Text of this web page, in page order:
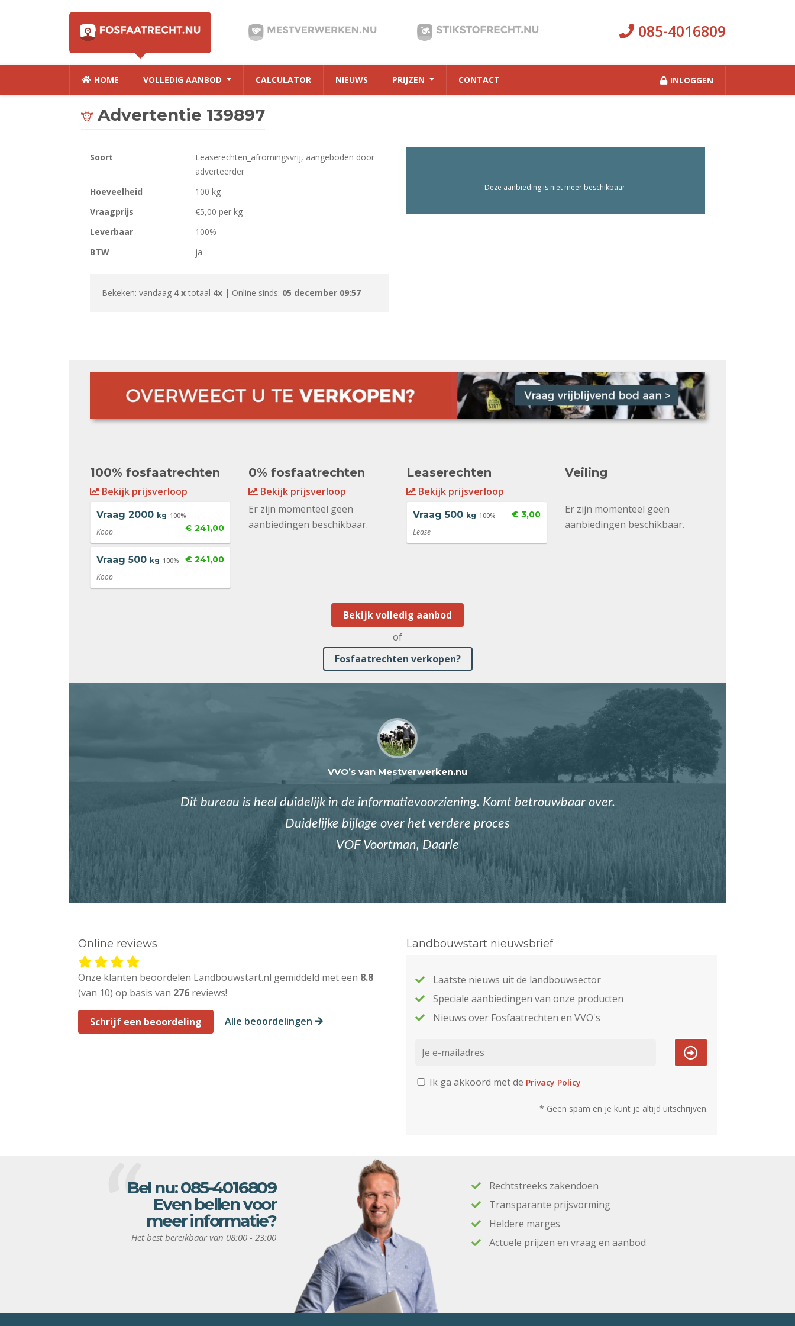
085-4016809
HOME VOLLEDIG AANBOD CALCULATOR NIEUWS PRIJZEN CONTACT INLOGGEN
Advertentie 139897
Soort
Leaserechten_afromingsvrij, aangeboden door
adverteerder
Hoeveelheid
100 kg
Vraagprijs
€5,00 per kg
Leverbaar
100%
BTW
ja
Bekeken: vandaag 4 x totaal 4x | Online sinds: 05 december 09:57
Deze aanbieding is niet meer beschikbaar.
100% fosfaatrechten
Bekijk prijsverloop
Vraag 2000 kg 100%
€ 241,00
Koop
Vraag 500 kg 100% € 241,00
Koop
0% fosfaatrechten
Bekijk prijsverloop
Er zijn momenteel geen
aanbiedingen beschikbaar.
Leaserechten
Bekijk prijsverloop
Vraag 500 kg 100% € 3,00
Lease
Veiling
Er zijn momenteel geen
aanbiedingen beschikbaar.
Bekijk volledig aanbod
of
Fosfaatrechten verkopen?
VVO’s van Mestverwerken.nu
Dit bureau is heel duidelijk in de informatievoorziening. Komt betrouwbaar over.
Duidelijke bijlage over het verdere proces
VOF Voortman, Daarle
Online reviews
Onze klanten beoordelen Landbouwstart.nl gemiddeld met een 8.8
(van 10) op basis van 276 reviews!
Schrijf een beoordeling Alle beoordelingen
Landbouwstart nieuwsbrief
Laatste nieuws uit de landbouwsector
Speciale aanbiedingen van onze producten
Nieuws over Fosfaatrechten en VVO's
Ik ga akkoord met de Privacy Policy
* Geen spam en je kunt je altijd uitschrijven.
Bel nu:085-4016809
Even bellen voor
meer informatie?
Het best bereikbaar van 08:00 - 23:00
Rechtstreeks zakendoen
Transparante prijsvorming
Heldere marges
Actuele prijzen en vraag en aanbod